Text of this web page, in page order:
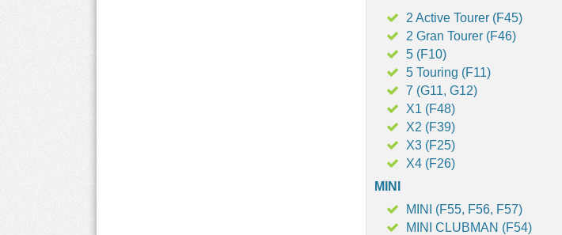
2 Active Tourer (F45)
2 Gran Tourer (F46)
5 (F10)
5 Touring (F11)
7 (G11, G12)
X1 (F48)
X2 (F39)
X3 (F25)
X4 (F26)
MINI
MINI (F55, F56, F57)
MINI CLUBMAN (F54)